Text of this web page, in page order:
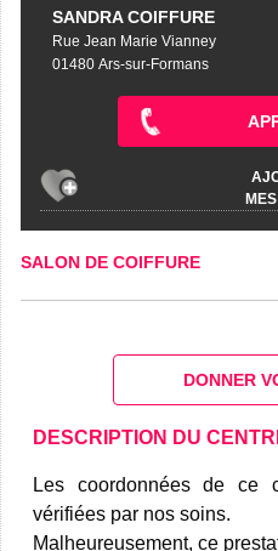
SANDRA COIFFURE
Rue Jean Marie Vianney
01480 Ars-sur-Formans
SALON DE COIFFURE
DONNER
DESCRIPTION DU
Les coordonnées de ce
vérifiées par nos soins.
Malheureusement, ce